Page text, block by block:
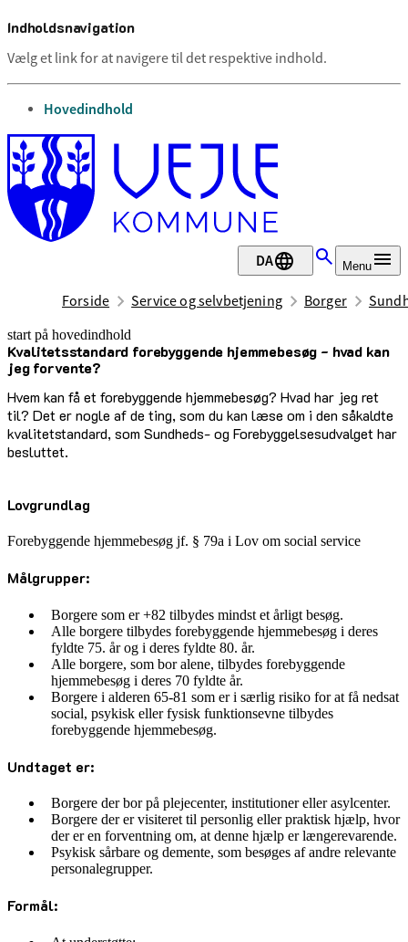
Indholdsnavigation
Vælg et link for at navigere til det respektive indhold.
gå til
Hovedindhold
DA Menu
Forside Service og selvbetjening Borger
start på hovedindhold
Kvalitetsstandard forebyggende hjemmebesøg - hvad kan
jeg forvente?
Hvem kan få et forebyggende hjemmebesøg? Hvad har jeg ret
til? Det er nogle af de ting, som du kan læse om i den såkaldte
kvalitetstandard, som Sundheds- og Forebyggelsesudvalget har
besluttet.
senest opdateret 18. december 2025
Lovgrundlag
Forebyggende hjemmebesøg jf. § 79a i Lov om social service
Målgrupper:
Borgere som er +82 tilbydes mindst et årligt besøg.
Alle borgere tilbydes forebyggende hjemmebesøg i deres
fyldte 75. år og i deres fyldte 80. år.
Alle borgere, som bor alene, tilbydes forebyggende
hjemmebesøg i deres 70 fyldte år.
Borgere i alderen 65-81 som er i særlig risiko for at få nedsat
social, psykisk eller fysisk funktionsevne tilbydes
forebyggende hjemmebesøg.
Undtaget er:
Borgere der bor på plejecenter, institutioner eller asylcenter.
Borgere der er visiteret til personlig eller praktisk hjælp, hvor
der er en forventning om, at denne hjælp er længerevarende.
Psykisk sårbare og demente, som besøges af andre relevante
personalegrupper.
Formål: